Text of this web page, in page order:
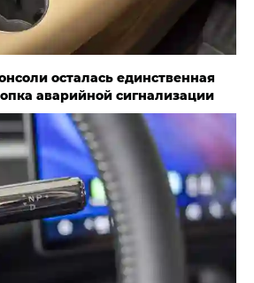
осталась единственная
аварийной сигнализации